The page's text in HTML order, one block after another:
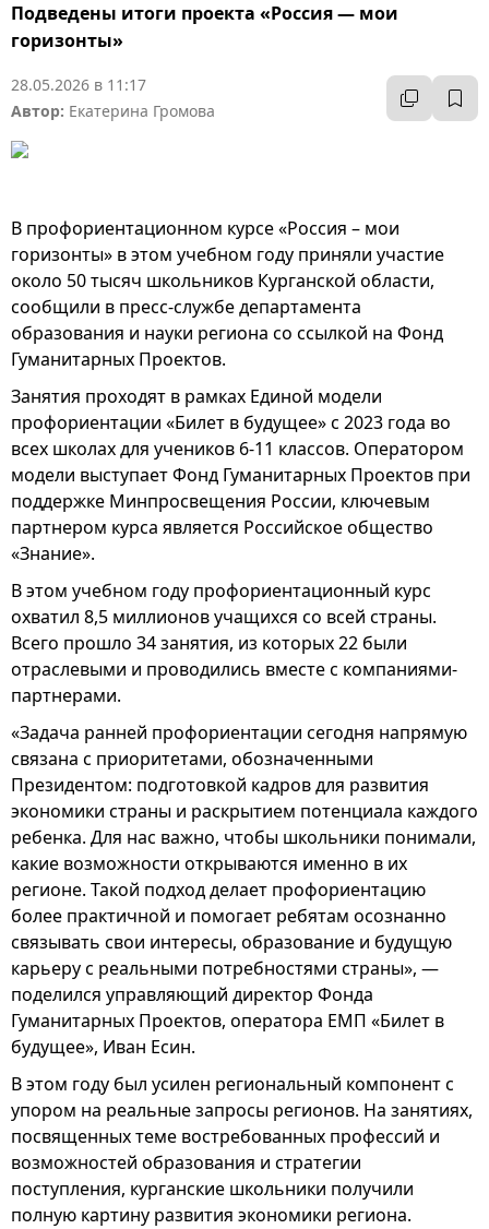
Подведены итоги проекта «Россия — мои
горизонты»
28.05.2026 в 11:17
Автор: Екатерина Громова
В профориентационном курсе «Россия – мои
горизонты» в этом учебном году приняли участие
около 50 тысяч школьников Курганской области,
сообщили в пресс-службе департамента
образования и науки региона со ссылкой на Фонд
Гуманитарных Проектов.
Занятия проходят в рамках Единой модели
профориентации «Билет в будущее» с 2023 года во
всех школах для учеников 6-11 классов. Оператором
модели выступает Фонд Гуманитарных Проектов при
поддержке Минпросвещения России, ключевым
партнером курса является Российское общество
«Знание».
В этом учебном году профориентационный курс
охватил 8,5 миллионов учащихся со всей страны.
Всего прошло 34 занятия, из которых 22 были
отраслевыми и проводились вместе с компаниями-
партнерами.
«Задача ранней профориентации сегодня напрямую
связана с приоритетами, обозначенными
Президентом: подготовкой кадров для развития
экономики страны и раскрытием потенциала каждого
ребенка. Для нас важно, чтобы школьники понимали,
какие возможности открываются именно в их
регионе. Такой подход делает профориентацию
более практичной и помогает ребятам осознанно
связывать свои интересы, образование и будущую
карьеру с реальными потребностями страны», —
поделился управляющий директор Фонда
Гуманитарных Проектов, оператора ЕМП «Билет в
будущее», Иван Есин.
В этом году был усилен региональный компонент с
упором на реальные запросы регионов. На занятиях,
посвященных теме востребованных профессий и
возможностей образования и стратегии
поступления, курганские школьники получили
полную картину развития экономики региона.